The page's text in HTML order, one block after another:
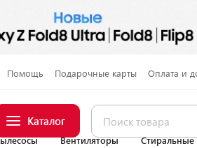
Помощь Подарочные карты Оплата и
Каталог
Вентиляторы